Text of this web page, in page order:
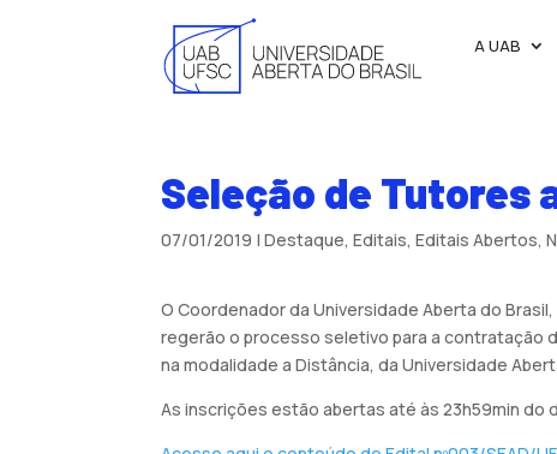
A UAB
Seleção de Tutores
07/01/2019 |Destaque,Editais,Editais Abertos,
O Coordenador da Universidade Aberta do
regerão o processo seletivo para a contratação
na modalidade a Distância, da Universidade
As inscrições estão abertas até às 23h59min